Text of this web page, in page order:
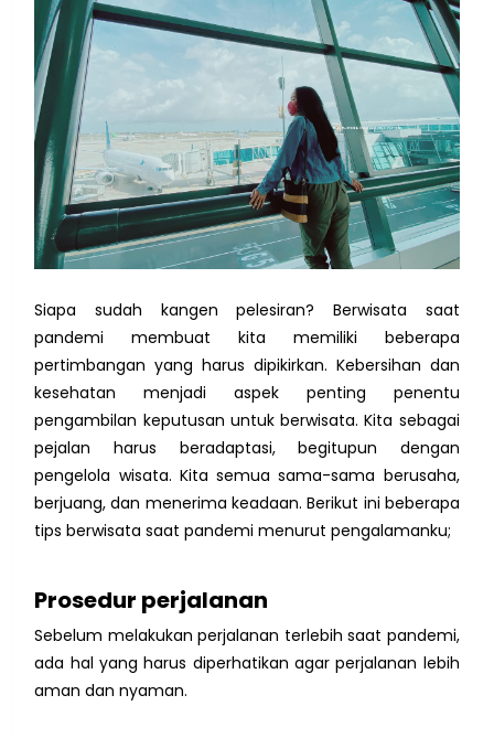
Siapa sudah kangen pelesiran? Berwisata saat
pandemi membuat kita memiliki beberapa
pertimbangan yang harus dipikirkan. Kebersihan dan
kesehatan menjadi aspek penting penentu
pengambilan keputusan untuk berwisata. Kita sebagai
pejalan harus beradaptasi, begitupun dengan
pengelola wisata. Kita semua sama-sama berusaha,
berjuang, dan menerima keadaan. Berikut ini beberapa
tips berwisata saat pandemi menurut pengalamanku;
Prosedur perjalanan
Sebelum melakukan perjalanan terlebih saat pandemi,
ada hal yang harus diperhatikan agar perjalanan lebih
aman dan nyaman.